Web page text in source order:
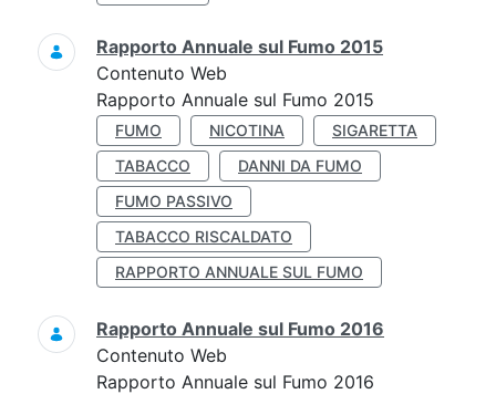
Rapporto Annuale sul Fumo 2015
Contenuto Web
Rapporto Annuale sul Fumo 2015
FUMO NICOTINA
SIGARETTA
TABACCO
DANNI DA FUMO
FUMO PASSIVO
TABACCO RISCALDATO
RAPPORTO ANNUALE SUL FUMO
Rapporto Annuale sul Fumo 2016
Contenuto Web
Rapporto Annuale sul Fumo 2016